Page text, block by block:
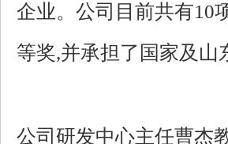
企业。公司目前共有10
等奖,并承担了国家及山
公司研发中心主任曹杰